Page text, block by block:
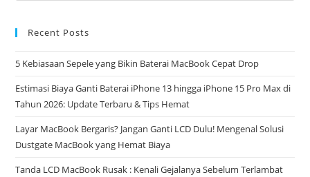
Recent Posts
5 Kebiasaan Sepele yang Bikin Baterai MacBook Cepat Drop
Estimasi Biaya Ganti Baterai iPhone 13 hingga iPhone 15 Pro Max di
Tahun 2026: Update Terbaru & Tips Hemat
Layar MacBook Bergaris? Jangan Ganti LCD Dulu! Mengenal Solusi
Dustgate MacBook yang Hemat Biaya
Tanda LCD MacBook Rusak : Kenali Gejalanya Sebelum Terlambat